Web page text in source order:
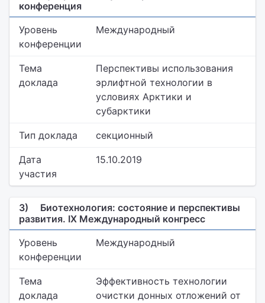
конференция
Уровень
конференции
Международный
Тема
доклада
Перспективы использования
эрлифтной технологии в
условиях Арктики и
субарктики
Тип доклада секционный
Дата
участия
15.10.2019
3)
Биотехнология: состояние и перспективы
развития. IX Международный конгресс
Уровень
конференции
Международный
Тема
доклада
Эффективность технологии
очистки донных отложений от